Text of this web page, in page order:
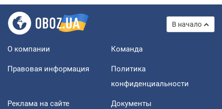
В начало
О компании Команда
Правовая информация
Политика
конфиденциальности
Реклама на сайте Документы